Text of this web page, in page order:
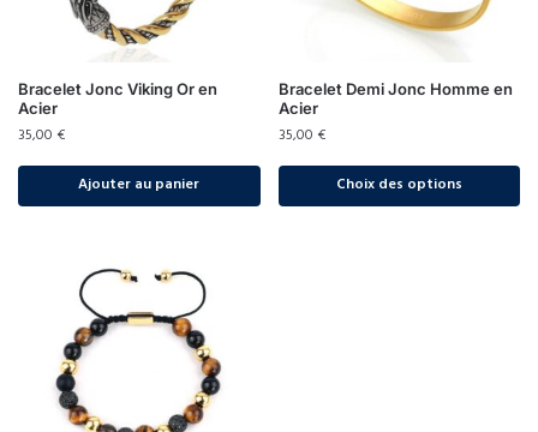
Bracelet Jonc Viking Or en
Acier
35,00 €
Ajouter au panier
Bracelet Demi Jonc Homme en
Acier
35,00 €
Choix des options